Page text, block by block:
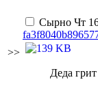
>>
Сырно Чт
Деда